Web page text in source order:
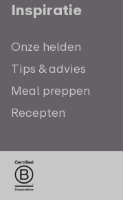
Inspiratie
Onze helden
Tips & advies
Meal preppen
Recepten